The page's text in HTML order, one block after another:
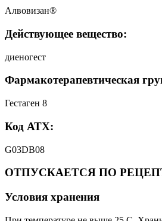
Алвовизан®
Действующее вещество:
диеногест
Фармакотерапевтическая
Гестаген 8
Код АТХ:
G03DB08
ОТПУСКАЕТСЯ ПО
Условия хранения